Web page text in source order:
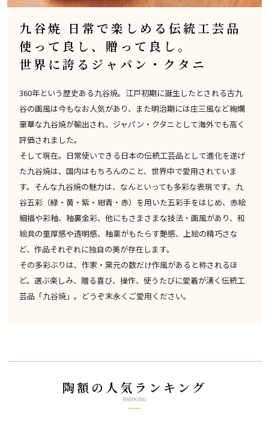
九谷焼 日常で楽しめる伝統工芸品
使って良し、贈って良し。
世界に誇るジャパン・クタニ
360年という歴史ある九谷焼。江戸初期に誕生したとされる古九
谷の画風は今もなお人気があり、また明治期には庄三風など絢爛
豪華な九谷焼が輸出され、ジャパン・クタニとして海外でも高く
評価されました。
そして現在。日常使いできる日本の伝統工芸品として進化を遂げ
た九谷焼は、国内はもちろんのこと、世界中で愛用されていま
す。そんな九谷焼の魅力は、なんといっても多彩な表現です。九
谷五彩（緑・黄・紫・紺青・赤）を用いた五彩手をはじめ、赤絵
細描や彩釉、釉裏金彩、他にもさまさまな技法・画風があり、和
絵具の重厚感や透明感、釉薬がもたらす艶感、上絵の精巧さな
ど、作品それぞれに独自の美が存在します。
その多彩ぶりは、作家・窯元の数だけ作風があると称されるほ
ど。選ぶ楽しみ、贈る喜び、操作、使うたびに愛着が湧く伝統工
芸品「九谷焼」。どうぞ末永くご愛用ください。
陶額の人気ランキング
RANKING